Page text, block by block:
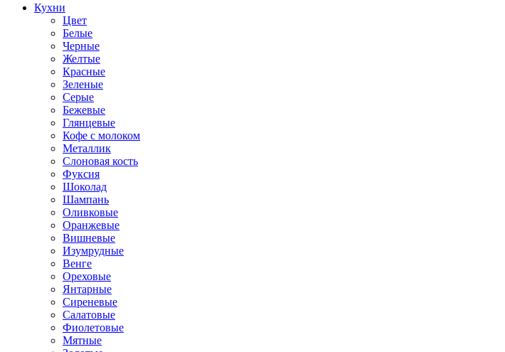
Кухни
Цвет
Белые
Черные
Желтые
Красные
Зеленые
Серые
Бежевые
Глянцевые
Кофе с молоком
Металлик
Слоновая кость
Фуксия
Шоколад
Шампань
Оливковые
Оранжевые
Вишневые
Изумрудные
Венге
Ореховые
Янтарные
Сиреневые
Салатовые
Фиолетовые
Мятные